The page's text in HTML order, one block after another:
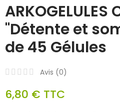
"Détente et
de 45 Gélules
Avis (0)
6,80 € TTC